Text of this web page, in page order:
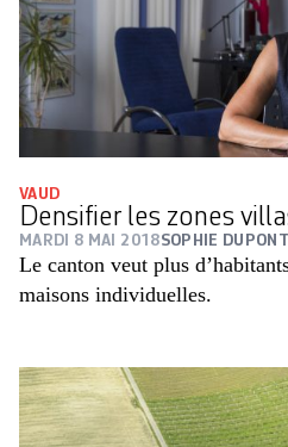
VAUD
Densifier les zones
MARDI 8 MAI 2018SOPHIE DUPONT
Le canton veut plus
maisons individuelles.